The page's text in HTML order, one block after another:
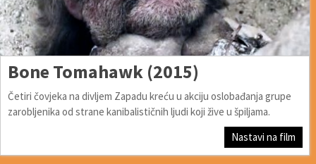
Bone Tomahawk (2015)
Četiri čovjeka na divljem Zapadu kreću u akciju oslobađanja grupe
zarobljenika od strane kanibalističnih ljudi koji žive u špiljama.
Nastavi na film